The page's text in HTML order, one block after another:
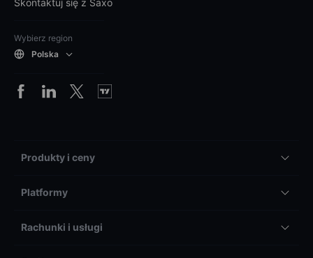
Skontaktuj się z Saxo
Wybierz region
Polska
Produkty i ceny
Platformy
Rachunki i usługi